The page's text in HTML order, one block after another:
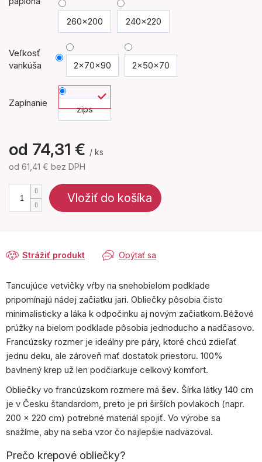
260x200 240x220
Veľkosť
vankúša
2x70x90 2x50x70
Zapínanie
zips
od 74,31 € / ks
od 61,41 € bez DPH
Vložiť do košíka
Opýtať sa
Strážiť produkt
Tancujúce vetvičky vŕby na snehobielom podklade
pripomínajú nádej začiatku jari. Obliečky pôsobia čisto
minimalisticky a láka k odpočinku aj novým začiatkom.Béžové
prúžky na bielom podklade pôsobia jednoducho a nadčasovo.
Francúzsky rozmer je ideálny pre páry, ktoré chcú zdieľať
jednu deku, ale zároveň mať dostatok priestoru. 100%
bavlnený krep už len podčiarkuje celkový komfort.
Obliečky vo francúzskom rozmere má šev. Šírka látky 140 cm
je v Česku štandardom, preto je pri širších povlakoch (napr.
200 × 220 cm) potrebné materiál spojiť. Vo výrobe sa
snažíme, aby na seba vzor čo najlepšie nadväzoval.
Prečo krepové obliečky?